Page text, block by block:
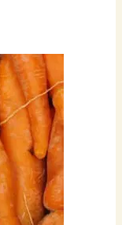
coulées de boue et
de réduire l'utilisation
Mycélium
locale :
portes-ouvertes